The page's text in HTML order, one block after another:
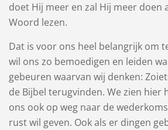
doet Hij meer en zal Hij meer doen
Woord lezen.
Dat is voor ons heel belangrijk om
wil ons zo bemoedigen en leiden
gebeuren waarvan wij denken:
de Bijbel terugvinden. We zien hier
ons ook op weg naar de
rust wil geven. Ook als er dingen